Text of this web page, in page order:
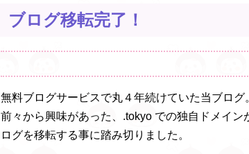
ブログ移転完了！
無料ブログサービスで丸４年続けていた当ブログ
前々から興味があった、.tokyo での独自ドメイ
ログを移転する事に踏み切りました。